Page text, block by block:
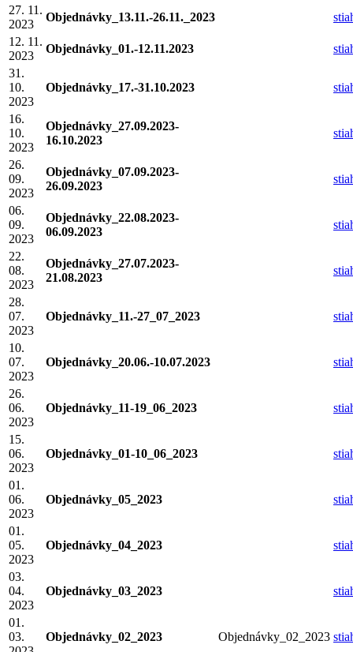
27. 11.
2023
Objednávky_13.11.-26.11._2023
12. 11.
2023
Objednávky_01.-12.11.2023
31.
10.
2023
Objednávky_17.-31.10.2023
16.
10.
2023
Objednávky_27.09.2023-
16.10.2023
26.
09.
2023
Objednávky_07.09.2023-
26.09.2023
06.
09.
2023
Objednávky_22.08.2023-
06.09.2023
22.
08.
2023
Objednávky_27.07.2023-
21.08.2023
28.
07.
2023
Objednávky_11.-27_07_2023
10.
07.
2023
Objednávky_20.06.-10.07.2023
26.
06.
2023
Objednávky_11-19_06_2023
15.
06.
2023
Objednávky_01-10_06_2023
01.
06.
2023
Objednávky_05_2023
01.
05.
2023
Objednávky_04_2023
03.
04.
2023
Objednávky_03_2023
01.
03.
Objednávky_02_2023 Objednávky_02_2023